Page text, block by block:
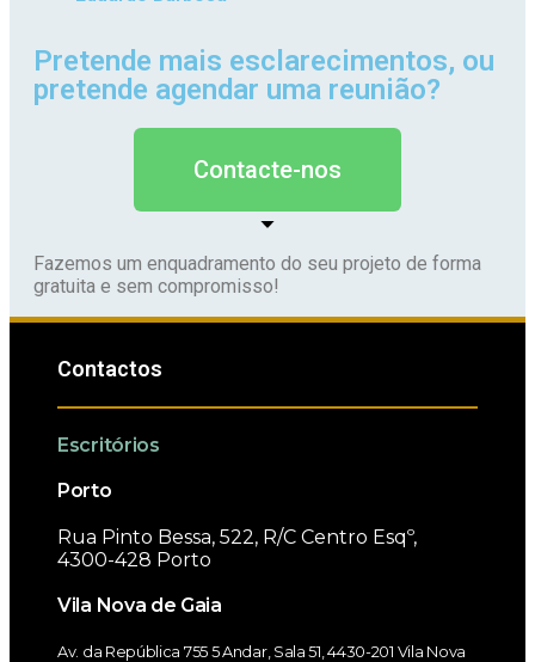
Pretende mais esclarecimentos, ou
pretende agendar uma reunião?
Contacte-nos
Fazemos um enquadramento do seu projeto de forma
gratuita e sem compromisso!
Contactos
Escritórios
Porto
Rua Pinto Bessa, 522, R/C Centro Esqº,
4300-428 Porto
Vila Nova de Gaia
Av. da República 755 5 Andar, Sala 51, 4430-201 Vila Nova